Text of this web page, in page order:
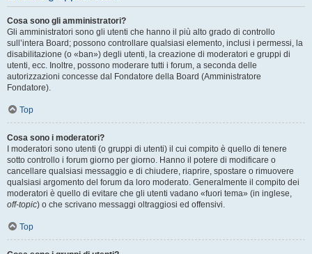
Cosa sono gli amministratori?
Gli amministratori sono gli utenti che hanno il più alto grado di controllo
sull’intera Board; possono controllare qualsiasi elemento, inclusi i permessi, la
disabilitazione (o «ban») degli utenti, la creazione di moderatori e gruppi di
utenti, ecc. Inoltre, possono moderare tutti i forum, a seconda delle
autorizzazioni concesse dal Fondatore della Board (Amministratore
Fondatore).
Top
Cosa sono i moderatori?
I moderatori sono utenti (o gruppi di utenti) il cui compito è quello di tenere
sotto controllo i forum giorno per giorno. Hanno il potere di modificare o
cancellare qualsiasi messaggio e di chiudere, riaprire, spostare o rimuovere
qualsiasi argomento del forum da loro moderato. Generalmente il compito dei
moderatori è quello di evitare che gli utenti vadano «fuori tema» (in inglese,
off-topic) o che scrivano messaggi oltraggiosi ed offensivi.
Top